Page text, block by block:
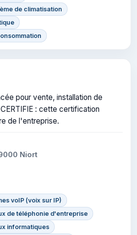
de climatisation
pour vente, installation de
: cette certification
de l'entreprise.
Niort
voIP (voix sur IP)
de téléphonie d'entreprise
informatiques